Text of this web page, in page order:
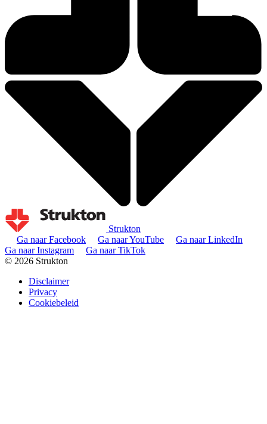
Strukton
Ga naar Facebook
Ga naar YouTube
Ga naar LinkedIn
Ga naar Instagram
Ga naar TikTok
© 2026 Strukton
Disclaimer
Privacy
Cookiebeleid